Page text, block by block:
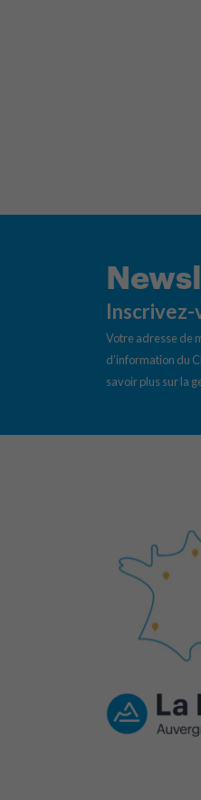
Votre adresse de
d’information du
savoir plus sur la